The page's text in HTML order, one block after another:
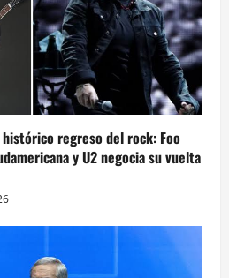
regreso del rock: Foo
y U2 negocia su vuelta